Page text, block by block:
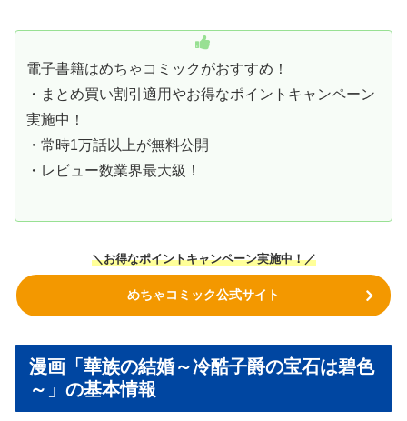
電子書籍はめちゃコミックがおすすめ！
・まとめ買い割引適用やお得なポイントキャンペーン
実施中！
・常時1万話以上が無料公開
・レビュー数業界最大級！
＼お得なポイントキャンペーン実施中！／
めちゃコミック公式サイト
漫画「華族の結婚～冷酷子爵の宝石は碧色
～」の基本情報